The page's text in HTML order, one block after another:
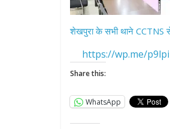
शेखपुरा के सभी थाने CCTNS
https://wp.me/
Share this:
WhatsApp